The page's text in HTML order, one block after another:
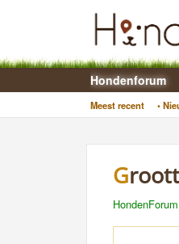
Hondenforum
Meest recent •
HondenForum